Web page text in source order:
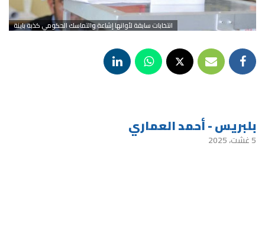
انتخابات سابقة لأوانها إشاعة والتماسك الحكومي كذبة باينة
بلبريس - أحمد العماري
5 غشت، 2025